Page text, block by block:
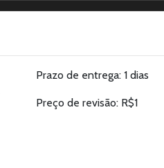
Prazo de entrega: 1 dias
Preço de revisão: R$1